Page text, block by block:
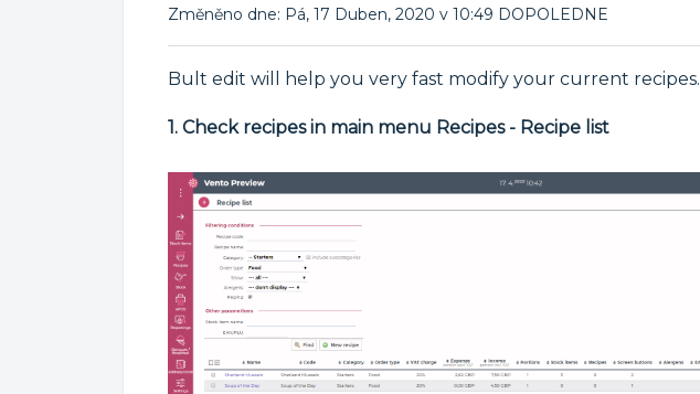
Změněno dne: Pá, 17 Duben, 2020 v 10:49 DOPOLEDNE
Bult edit will help you very fast modify your current recipes.
1. Check recipes in main menu Recipes - Recipe list